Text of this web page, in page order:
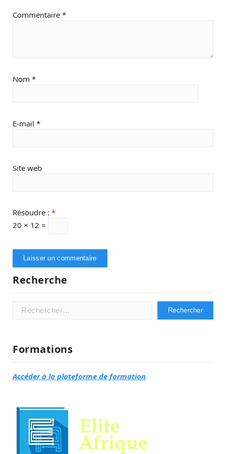
Commentaire *
Nom *
E-mail *
Site web
Résoudre : *
20 × 12 =
Recherche
Rechercher :
Formations
Accéder à la plateforme de formation